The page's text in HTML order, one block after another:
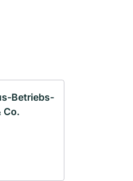
Betriebs-
Co.